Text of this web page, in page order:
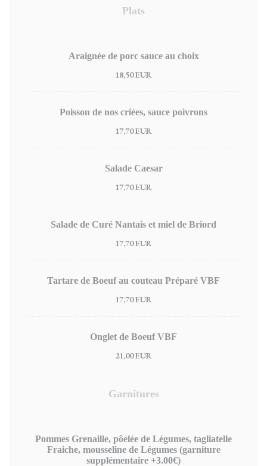
Plats
Araignée de porc sauce au choix
18,50 EUR
Poisson de nos criées, sauce poivrons
17,70 EUR
Salade Caesar
17,70 EUR
Salade de Curé Nantais et miel de Briord
17,70 EUR
Tartare de Boeuf au couteau Préparé VBF
17,70 EUR
Onglet de Boeuf VBF
21,00 EUR
Garnitures
Pommes Grenaille, pôelée de Légumes, tagliatelle
Fraiche, mousseline de Légumes (garniture
supplémentaire +3.00€)